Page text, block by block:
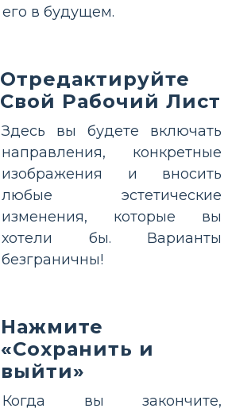
его в будущем.
Отредактируйте
Свой Рабочий Лист
Здесь вы будете включать
направления, конкретные
изображения и вносить
любые эстетические
изменения, которые вы
хотели бы. Варианты
безграничны!
Нажмите
«Сохранить и
выйти»
Когда вы закончите,